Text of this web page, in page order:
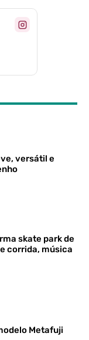
versátil e
skate park de
corrida, música
Metafuji